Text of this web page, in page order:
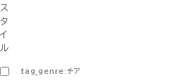
ス
タ
イ
ル
tag_genre:チア